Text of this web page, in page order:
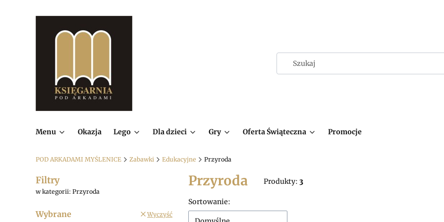
Menu Okazja Lego Dla dzieci Gry Oferta Świąteczna Promocje
POD ARKADAMI MYŚLENICE Zabawki Edukacyjne Przyroda
Filtry
w kategorii: Przyroda
Wybrane Wyczyść
Przyroda Produkty: 3
Lista produktów
Sortowanie: